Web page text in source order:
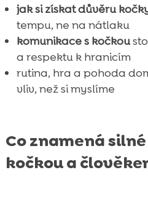
jak si získat důvěru
tempu, ne na nátlaku
komunikace s kočkou
a respektu k hranicím
rutina, hra a pohoda
vliv, než si myslíme
Co znamená
kočkou a